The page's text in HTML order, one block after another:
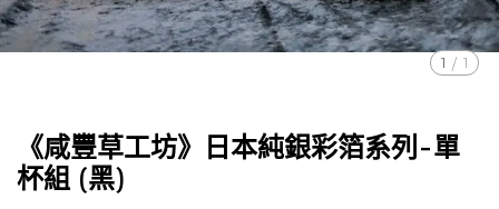
1 / 1
《咸豐草工坊》日本純銀彩箔系列-單
杯組 (黑)